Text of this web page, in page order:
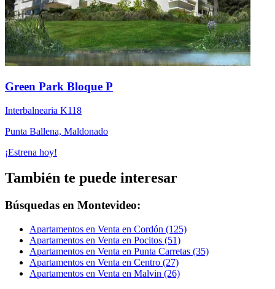
Green Park Bloque P
Interbalnearia K118
Punta Ballena, Maldonado
¡Estrena hoy!
También te puede interesar
Búsquedas en Montevideo:
Apartamentos en Venta en Cordón (125)
Apartamentos en Venta en Pocitos (51)
Apartamentos en Venta en Punta Carretas (35)
Apartamentos en Venta en Centro (27)
Apartamentos en Venta en Malvin (26)